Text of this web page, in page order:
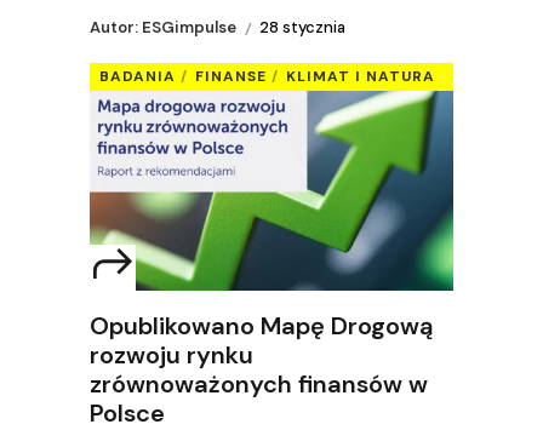
Autor: ESGimpulse 28 stycznia
BADANIA FINANSE KLIMAT I NATURA
Opublikowano Mapę Drogową
rozwoju rynku
zrównoważonych finansów w
Polsce